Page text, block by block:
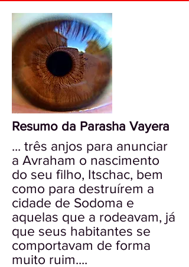
Resumo da Parasha Vayera
... três anjos para anunciar
a Avraham o nascimento
do seu filho, Itschac, bem
como para destruírem a
cidade de Sodoma e
aquelas que a rodeavam, já
que seus habitantes se
comportavam de forma
muito ruim....